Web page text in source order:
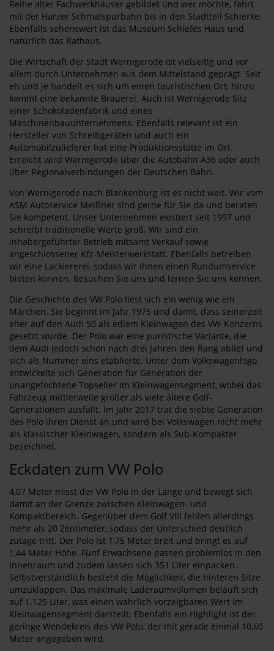
Reihe alter Fachwerkhäuser gebildet und wer möchte, fährt
mit der Harzer Schmalspurbahn bis in den Stadtteil Schierke.
Ebenfalls sehenswert ist das Museum Schiefes Haus und
natürlich das Rathaus.
Die Wirtschaft der Stadt Wernigerode ist vielseitig und vor
allem durch Unternehmen aus dem Mittelstand geprägt. Seit
eh und je handelt es sich um einen touristischen Ort, hinzu
kommt eine bekannte Brauerei. Auch ist Wernigerode Sitz
einer Schokoladenfabrik und eines
Maschinenbauunternehmens. Ebenfalls relevant ist ein
Hersteller von Schreibgeräten und auch ein
Automobilzulieferer hat eine Produktionsstätte im Ort.
Erreicht wird Wernigerode über die Autobahn A36 oder auch
über Regionalverbindungen der Deutschen Bahn.
Von Wernigerode nach Blankenburg ist es nicht weit. Wir vom
ASM Autoservice Meißner sind gerne für Sie da und beraten
Sie kompetent. Unser Unternehmen existiert seit 1997 und
schreibt traditionelle Werte groß. Wir sind ein
inhabergeführter Betrieb mitsamt Verkauf sowie
angeschlossener Kfz-Meisterwerkstatt. Ebenfalls betreiben
wir eine Lackiererei, sodass wir Ihnen einen Rundumservice
bieten können. Besuchen Sie uns und lernen Sie uns kennen.
Die Geschichte des VW Polo liest sich ein wenig wie ein
Märchen. Sie beginnt im Jahr 1975 und damit, dass seinerzeit
eher auf den Audi 50 als edlem Kleinwagen des VW-Konzerns
gesetzt wurde. Der Polo war eine puristische Variante, die
dem Audi jedoch schon nach drei Jahren den Rang ablief und
sich als Nummer eins etablierte. Unter dem Volkswagenlogo
entwickelte sich Generation für Generation der
unangefochtene Topseller im Kleinwagensegment, wobei das
Fahrzeug mittlerweile größer als viele ältere Golf-
Generationen ausfällt. Im Jahr 2017 trat die siebte Generation
des Polo ihren Dienst an und wird bei Volkswagen nicht mehr
als klassischer Kleinwagen, sondern als Sub-Kompakter
bezeichnet.
Eckdaten zum VW Polo
4,07 Meter misst der VW Polo in der Länge und bewegt sich
damit an der Grenze zwischen Kleinwagen- und
Kompaktbereich. Gegenüber dem Golf VIII fehlen allerdings
mehr als 20 Zentimeter, sodass der Unterschied deutlich
zutage tritt. Der Polo ist 1,75 Meter breit und bringt es auf
1,44 Meter Höhe. Fünf Erwachsene passen problemlos in den
Innenraum und zudem lassen sich 351 Liter einpacken.
Selbstverständlich besteht die Möglichkeit, die hinteren Sitze
umzuklappen. Das maximale Laderaumvolumen beläuft sich
auf 1.125 Liter, was einen wahrlich vorzeigbaren Wert im
Kleinwagensegment darstellt. Ebenfalls ein Highlight ist der
geringe Wendekreis des VW Polo, der mit gerade einmal 10,60
Meter angegeben wird.